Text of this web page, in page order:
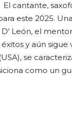
El cantante,
este 2025.
León, el
y aún
se
como un